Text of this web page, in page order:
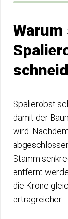
Spalierobst
damit der
wird.
Stamm
entfernt
die Krone
ertragreicher.